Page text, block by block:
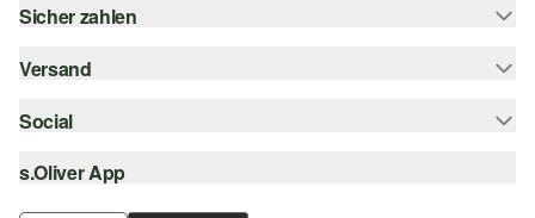
Newsletter
Career
Sicher zahlen
Rechnung
Versand
Sendungsverfolgung
Post AT
Social
instagram
s.Oliver App